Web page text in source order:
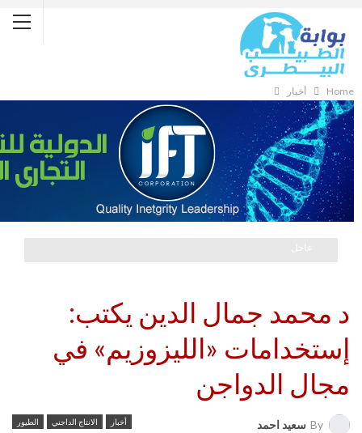
Home أخبار
د محمد جمال الدين يكتب:
إستخدامات «الليزوزيم» في
مجال الدواجن
أخبار الانتاج الداجني الطيور By سعيد احمد